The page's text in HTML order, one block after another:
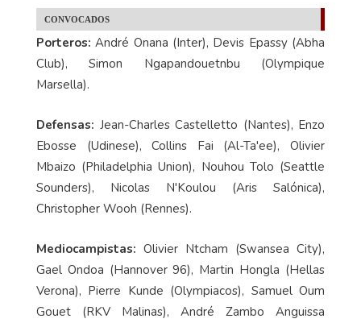
CONVOCADOS
Porteros: André Onana (Inter), Devis Epassy (Abha
Club), Simon Ngapandouetnbu (Olympique
Marsella).
Defensas: Jean-Charles Castelletto (Nantes), Enzo
Ebosse (Udinese), Collins Fai (Al-Ta'ee), Olivier
Mbaizo (Philadelphia Union), Nouhou Tolo (Seattle
Sounders), Nicolas N'Koulou (Aris Salónica),
Christopher Wooh (Rennes).
Mediocampistas: Olivier Ntcham (Swansea City),
Gael Ondoa (Hannover 96), Martin Hongla (Hellas
Verona), Pierre Kunde (Olympiacos), Samuel Oum
Gouet (RKV Malinas), André Zambo Anguissa